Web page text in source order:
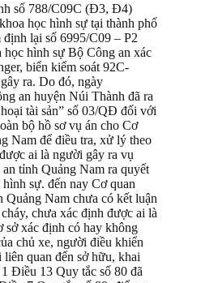
số 788/C09C (Đ3, Đ4)
học hình sự tại thành phố
lại số 6995/C09 – P2
hình sự Bộ Công an xác
biển kiểm soát 92C-
ra. Do đó, ngày
an huyện Núi Thành đã ra
tài sản” số 03/QĐ đối với
bộ hồ sơ vụ án cho Cơ
Nam để điều tra, xử lý theo
ai là người gây ra vụ
tỉnh Quảng Nam ra quyết
sự. đến nay Cơ quan
Quảng Nam chưa có kết luận
chưa xác định được ai là
sở xác định có hay không
chủ xe, người điều khiển
quan đến sở hữu, khai
Điều 13 Quy tắc số 80 đã